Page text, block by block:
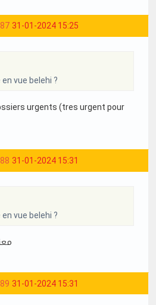
31-01-2024 15:25
vue belehi ?
urgents (tres urgent pour
31-01-2024 15:31
vue belehi ?
31-01-2024 15:31